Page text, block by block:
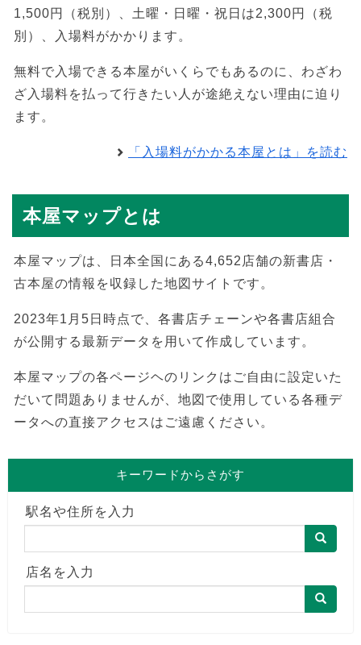
1,500円（税別）、土曜・日曜・祝日は2,300円（税
別）、入場料がかかります。
無料で入場できる本屋がいくらでもあるのに、わざわ
ざ入場料を払って行きたい人が途絶えない理由に迫り
ます。
「入場料がかかる本屋とは」を読む
本屋マップとは
本屋マップは、日本全国にある4,652店舗の新書店・
古本屋の情報を収録した地図サイトです。
2023年1月5日時点で、各書店チェーンや各書店組合
が公開する最新データを用いて作成しています。
本屋マップの各ページヘのリンクはご自由に設定いた
だいて問題ありませんが、地図で使用している各種デ
ータへの直接アクセスはご遠慮ください。
キーワードからさがす
駅名や住所を入力
店名を入力